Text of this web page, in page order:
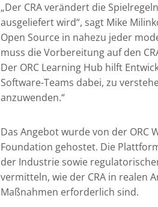
„Der CRA verändert die
ausgeliefert wird“, sagt Mike
Open Source in nahezu jeder
muss die Vorbereitung auf den
Der ORC Learning Hub hilft
Software-Teams dabei, zu
anzuwenden.“
Das Angebot wurde von der ORC
Foundation gehostet. Die
der Industrie sowie
vermitteln, wie der CRA in realen
Maßnahmen erforderlich sind.